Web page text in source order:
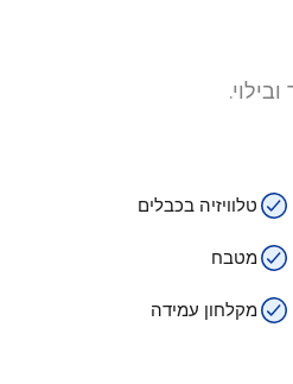
טלוויזיה בכבלים
מטבח
מקלחון עמידה